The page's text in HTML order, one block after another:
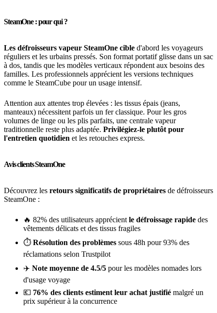
SteamOne : pour qui ?
Les défroisseurs vapeur SteamOne cible d'abord les voyageurs
réguliers et les urbains pressés. Son format portatif glisse dans un sac
à dos, tandis que les modèles verticaux répondent aux besoins des
familles. Les professionnels apprécient les versions techniques
comme le SteamCube pour un usage intensif.
Attention aux attentes trop élevées : les tissus épais (jeans,
manteaux) nécessitent parfois un fer classique. Pour les gros
volumes de linge ou les plis parfaits, une centrale vapeur
traditionnelle reste plus adaptée. Privilégiez-le plutôt pour
l'entretien quotidien et les retouches express.
Avis clients SteamOne
Découvrez les retours significatifs de propriétaires de défroisseurs
SteamOne :
🔥 82% des utilisateurs apprécient le défroissage rapide des
vêtements délicats et des tissus fragiles
⏱️ Résolution des problèmes sous 48h pour 93% des
réclamations selon Trustpilot
✈️ Note moyenne de 4.5/5 pour les modèles nomades lors
d'usage voyage
💶 76% des clients estiment leur achat justifié malgré un
prix supérieur à la concurrence